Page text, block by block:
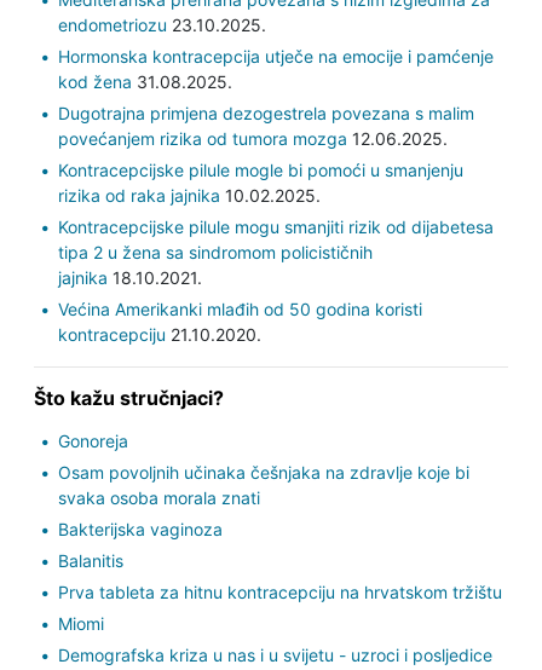
endometriozu 23.10.2025.
Hormonska kontracepcija utječe na emocije i pamćenje
kod žena 31.08.2025.
Dugotrajna primjena dezogestrela povezana s malim
povećanjem rizika od tumora mozga 12.06.2025.
Kontracepcijske pilule mogle bi pomoći u smanjenju
rizika od raka jajnika 10.02.2025.
Kontracepcijske pilule mogu smanjiti rizik od dijabetesa
tipa 2 u žena sa sindromom policističnih
jajnika 18.10.2021.
Većina Amerikanki mlađih od 50 godina koristi
kontracepciju 21.10.2020.
Što kažu stručnjaci?
Gonoreja
Osam povoljnih učinaka češnjaka na zdravlje koje bi
svaka osoba morala znati
Bakterijska vaginoza
Balanitis
Prva tableta za hitnu kontracepciju na hrvatskom tržištu
Miomi
Demografska kriza u nas i u svijetu - uzroci i posljedice